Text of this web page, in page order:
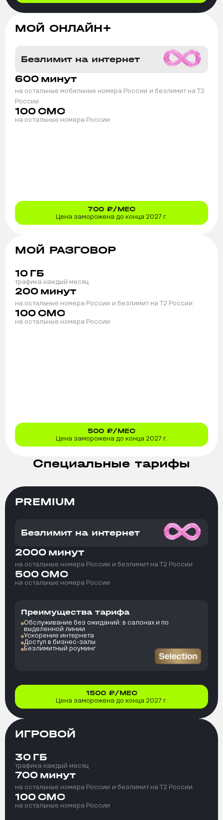
МОЙ ОНЛАЙН+
Безлимит на интернет
600 минут
на остальные мобильные номера России и безлимит на T2
России
100 СМС
на остальные номера России
700 ₽/МЕС
Цена заморожена до конца 2027 г.
МОЙ РАЗГОВОР
10 ГБ
трафика каждый месяц
200 минут
на остальные номера России и безлимит на T2 России
100 СМС
на остальные номера России
500 ₽/МЕС
Цена заморожена до конца 2027 г.
Специальные тарифы
PREMIUM
Безлимит на интернет
2000 минут
на остальные номера России и безлимит на T2 России
500 СМС
на остальные номера России
Преимущества тарифа
Обслуживание без ожиданий: в салонах и по
выделенной линии
Ускорение интернета
Доступ в бизнес-залы
Безлимитный роуминг
1500 ₽/МЕС
Цена заморожена до конца 2027 г.
ИГРОВОЙ
30 ГБ
трафика каждый месяц
700 минут
на остальные номера России и безлимит на T2 России
100 СМС
на остальные номера России